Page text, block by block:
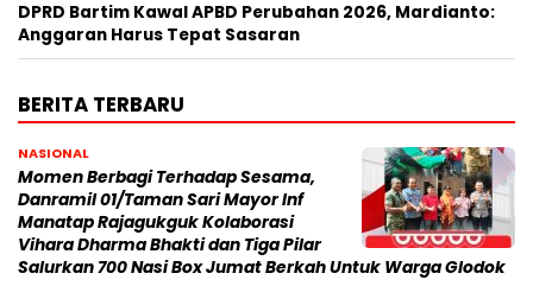
DPRD Bartim Kawal APBD Perubahan 2026, Mardianto:
Anggaran Harus Tepat Sasaran
BERITA TERBARU
NASIONAL
Momen Berbagi Terhadap Sesama,
Danramil 01/Taman Sari Mayor Inf
Manatap Rajagukguk Kolaborasi
Vihara Dharma Bhakti dan Tiga Pilar
Salurkan 700 Nasi Box Jumat Berkah Untuk Warga Glodok